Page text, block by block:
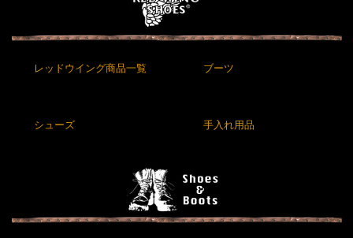
レッドウイング商品一覧 ブーツ
シューズ 手入れ用品